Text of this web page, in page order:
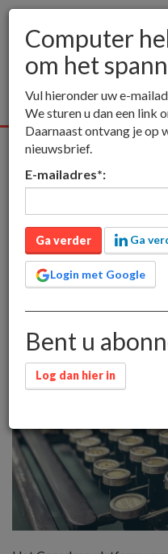
Alle media
Computer
om het
houden
Computer
om het
Vul hieronder uw e-
We sturen u dan een link
Daarnaast ontvang je op
nieuwsbrief.
E-mailadres*:
Ga verder Ga
Login met Google
Bent u
Log dan hier in